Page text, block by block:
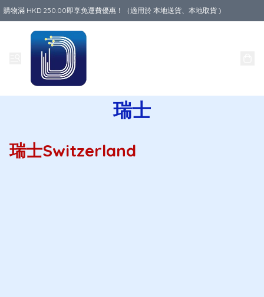
購物滿 HKD 250.00即享免運費優惠！（適用於 本地送貨、本地取貨 )
瑞士
瑞士Switzerland